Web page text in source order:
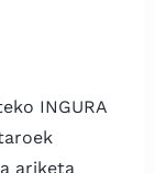
INGURA
ariketa